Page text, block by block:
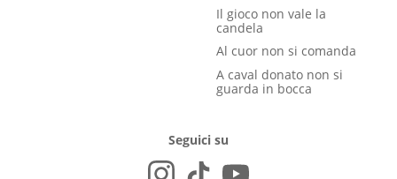
Il gioco non vale la
candela
Al cuor non si comanda
A caval donato non si
guarda in bocca
Seguici su